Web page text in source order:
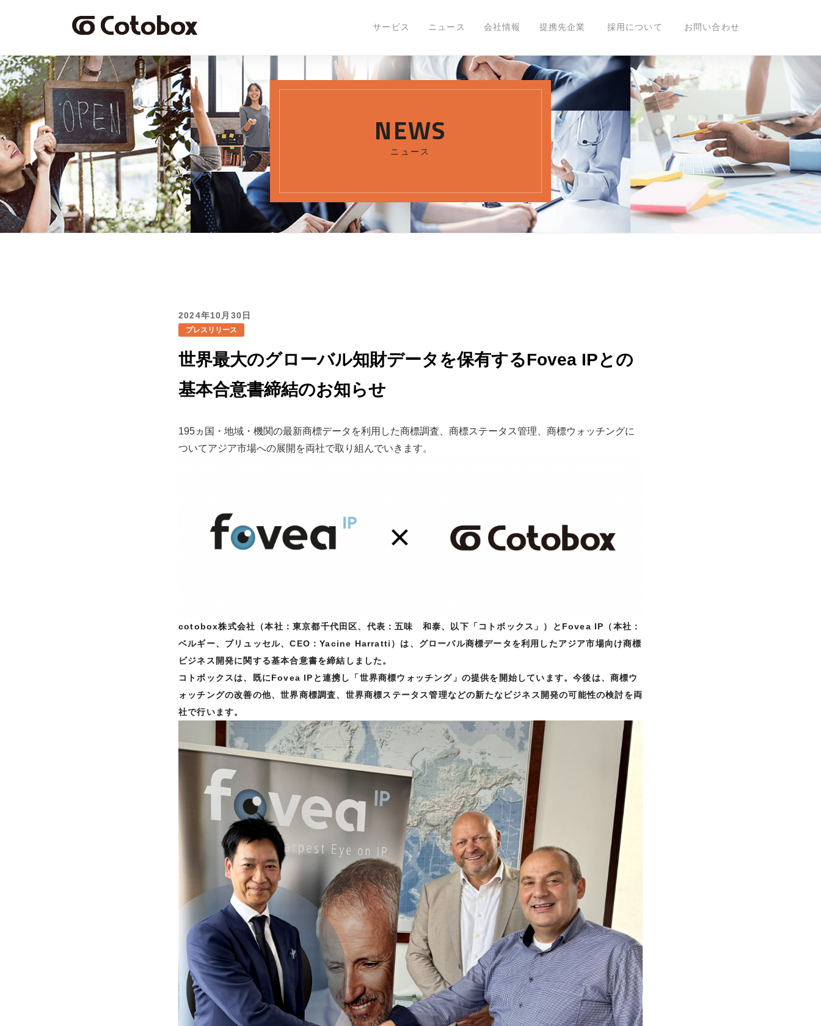
サービス ニュース 会社情報 提携先企業 採用について お問い合わせ
Cotobox cotobox株式会社 世界最大のグローバル知財データを保有するFovea IPとの基本合意書締結のお知らせ
NEWS
ニュース
2024年10月30日
プレスリリース
世界最大のグローバル知財データを保有するFovea IPとの
基本合意書締結のお知らせ
195ヵ国・地域・機関の最新商標データを利用した商標調査、商標ステータス管理、商標ウォッチングに
ついてアジア市場への展開を両社で取り組んでいきます。
cotobox株式会社（本社：東京都千代田区、代表：五味 和泰、以下「コトボックス」）とFovea IP（本社：
ベルギー、ブリュッセル、CEO：Yacine Harratti）は、グローバル商標データを利用したアジア市場向け商標
ビジネス開発に関する基本合意書を締結しました。
コトボックスは、既にFovea IPと連携し「世界商標ウォッチング」の提供を開始しています。今後は、商標ウ
ォッチングの改善の他、世界商標調査、世界商標ステータス管理などの新たなビジネス開発の可能性の検討を両
社で行います。